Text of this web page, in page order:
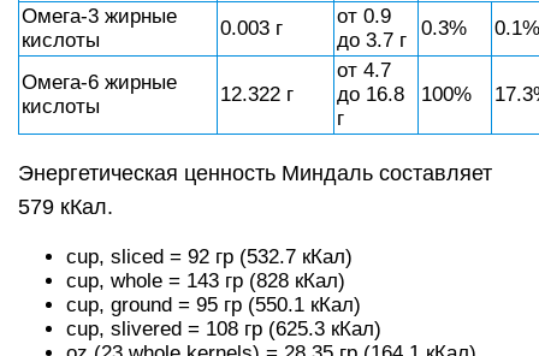
Омега-3 жирные
кислоты
0.003 г
от 0.9
до 3.7 г
0.3% 0.1%
Омега-6 жирные
кислоты
12.322 г
от 4.7
до 16.8
г
100%
Энергетическая ценность Миндаль составляет
579 кКал.
cup, sliced = 92 гр (532.7 кКал)
cup, whole = 143 гр (828 кКал)
cup, ground = 95 гр (550.1 кКал)
cup, slivered = 108 гр (625.3 кКал)